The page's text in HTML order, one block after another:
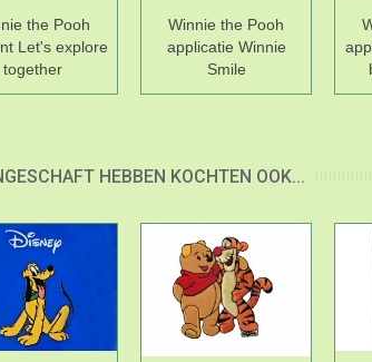
the Pooh
Let's explore
together
Winnie the Pooh
applicatie Winnie
Smile
HEBBEN KOCHTEN OOK...